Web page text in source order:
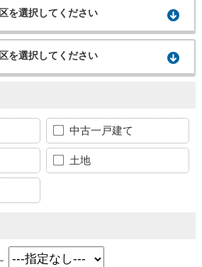
を選択してください
を選択してください
中古一戸建て
土地